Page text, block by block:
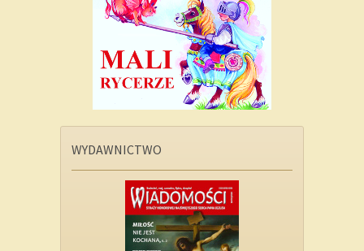
WYDAWNICTWO